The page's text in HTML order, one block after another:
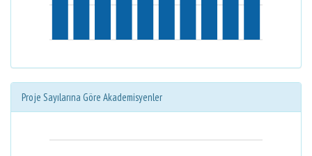
Proje Sayılarına Göre Akademisyenler